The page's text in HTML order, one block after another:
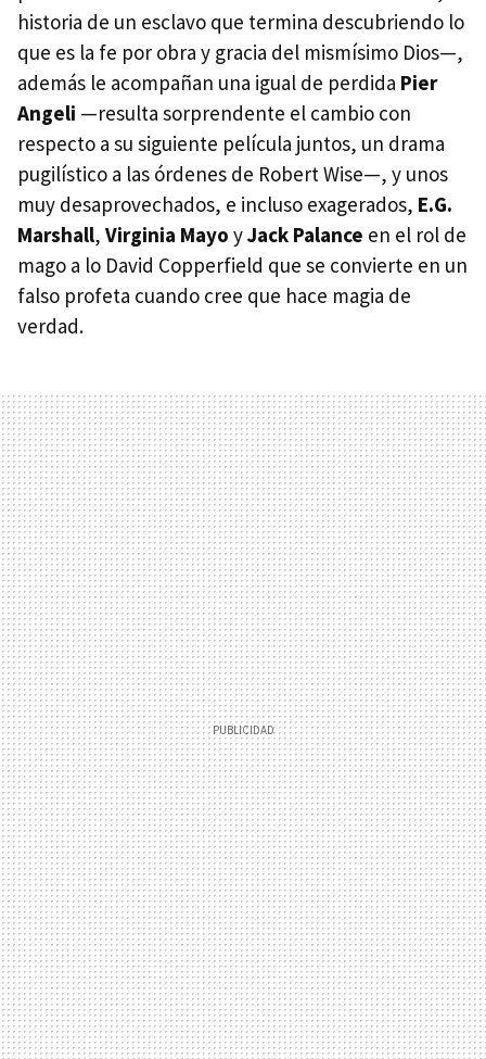
historia de un esclavo que termina descubriendo lo
que es la fe por obra y gracia del mismísimo Dios—,
además le acompañan una igual de perdida Pier
Angeli —resulta sorprendente el cambio con
respecto a su siguiente película juntos, un drama
pugilístico a las órdenes de Robert Wise—, y unos
muy desaprovechados, e incluso exagerados, E.G.
Marshall, Virginia Mayo yJack Palance en el rol de
mago a lo David Copperfield que se convierte en un
falso profeta cuando cree que hace magia de
verdad.